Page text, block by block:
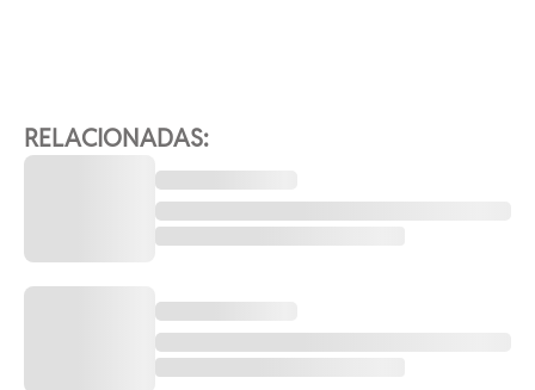
RELACIONADAS: